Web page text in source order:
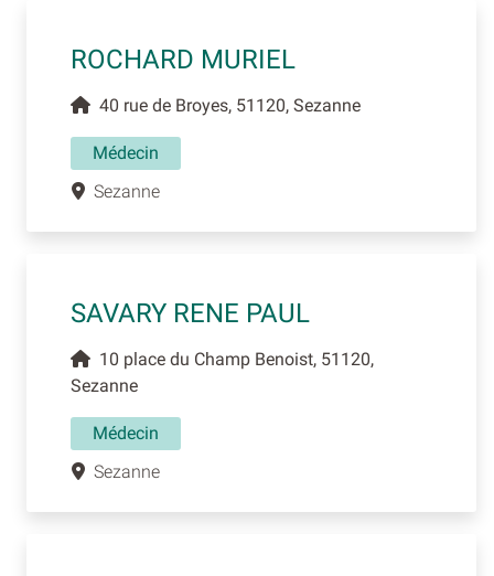
ROCHARD MURIEL
40 rue de Broyes, 51120, Sezanne
Médecin
Sezanne
SAVARY RENE PAUL
10 place du Champ Benoist, 51120,
Sezanne
Médecin
Sezanne